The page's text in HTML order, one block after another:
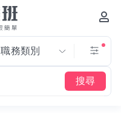
職務類別
搜尋